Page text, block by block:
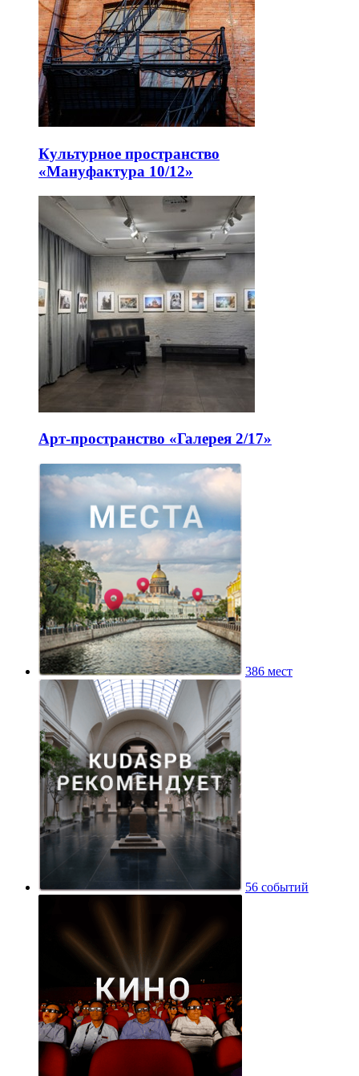
Культурное пространство
«Мануфактура 10/12»
Арт-пространство «Галерея 2/17»
386 мест
56 событий